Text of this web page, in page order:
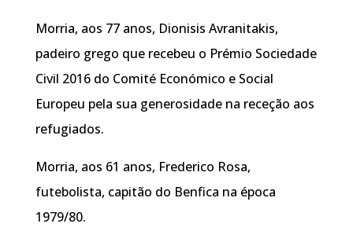
Morria, aos 77 anos, Dionisis Avranitakis,
padeiro grego que recebeu o Prémio Sociedade
Civil 2016 do Comité Económico e Social
Europeu pela sua generosidade na receção aos
refugiados.
Morria, aos 61 anos, Frederico Rosa,
futebolista, capitão do Benfica na época
1979/80.